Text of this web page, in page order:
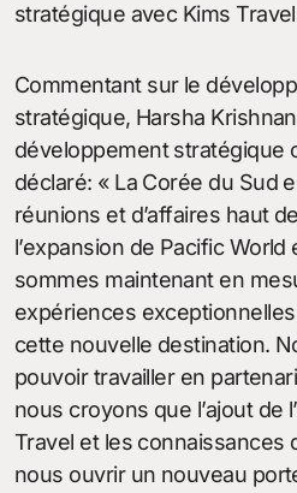
stratégique avec Kims
Commentant sur le
stratégique, Harsha
développement stratégique
déclaré: « La Corée du Sud
réunions et d’affaires haut
l’expansion de Pacific
sommes maintenant en
expériences
cette nouvelle destination.
pouvoir travailler en
nous croyons que l’ajout de
Travel et les connaissances
nous ouvrir un nouveau